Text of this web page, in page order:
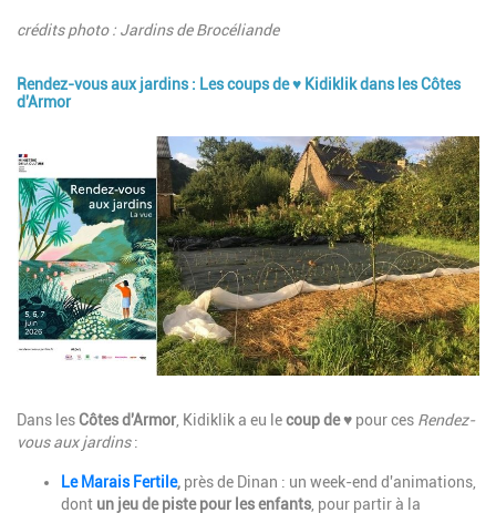
crédits photo : Jardins de Brocéliande
Rendez-vous aux jardins : Les coups de ♥ Kidiklik dans les Côtes
d'Armor
Description
Dans lesCôtes d'Armor , Kidiklik a eu lecoup de ♥ pour ces Rendez-
vous aux jardins:
Le Marais Fertile, près de Dinan : un week-end d'animations,
dont un jeu de piste pour les enfants , pour partir à la